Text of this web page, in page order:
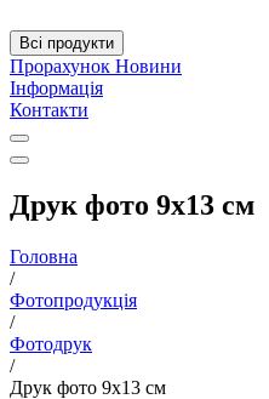
Всі продукти
Прорахунок Новини
Інформація
Контакти
Друк фото 9х13 см
Головна
/
Фотопродукція
/
Фотодрук
/
Друк фото 9х13 см